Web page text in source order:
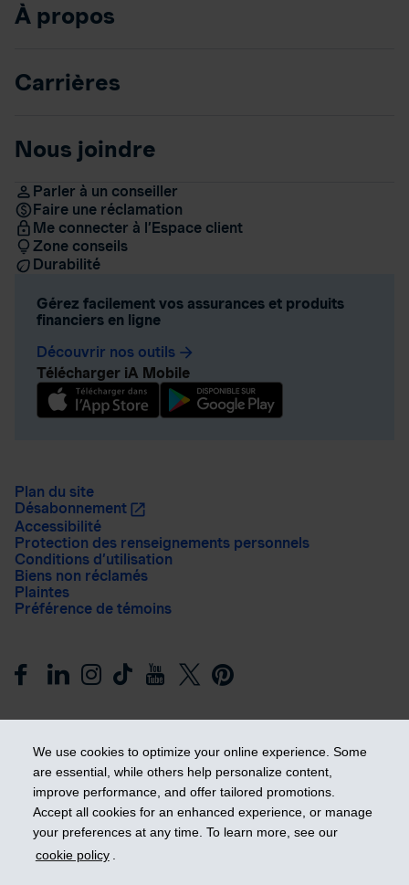
We use cookies to optimize your online experience. Some
are essential, while others help personalize content,
improve performance, and offer tailored promotions.
Accept all cookies for an enhanced experience, or manage
your preferences at any time. To learn more, see our
cookie policy .
À propos
Carrières
Nous joindre
Parler à un conseiller
Faire une réclamation
Me connecter à l’Espace client
Zone conseils
Durabilité
Gérez facilement vos assurances et produits
financiers en ligne
Découvrir nos outils arrow_forward
Télécharger iA Mobile
Plan du site
Désabonnement
Accessibilité
Protection des renseignements personnels
Conditions d’utilisation
Biens non réclamés
Plaintes
Préférence de témoins
Prendre les devants